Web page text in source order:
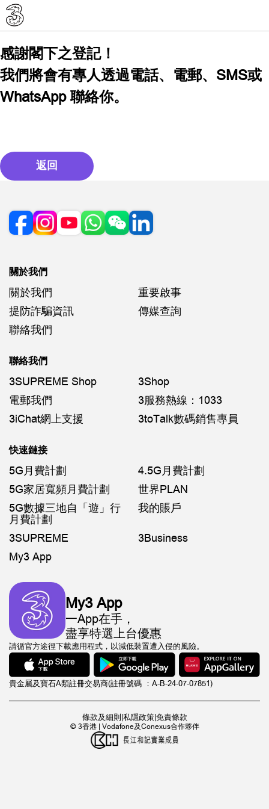
感謝閣下之登記！
我們將會有專人透過電話、電郵、SMS或
WhatsApp 聯絡你。
返回
關於我們
關於我們
重要啟事
提防詐騙資訊
傳媒查詢
聯絡我們
聯絡我們
3SUPREME Shop
3Shop
電郵我們
3服務熱線：1033
3iChat網上支援
3toTalk數碼銷售專員
快速鏈接
5G月費計劃
4.5G月費計劃
5G家居寬頻月費計劃
世界PLAN
5G數據三地自「遊」行
月費計劃
我的賬戶
3SUPREME
3Business
My3 App
My3 App
一App在手，
盡享特選上台優惠
請循官方途徑下載應用程式，以減低裝置遭入侵的風險。
貴金屬及寶石A類註冊交易商(註冊號碼 ：A-B-24-07-07851)
條款及細則 私隱政策 免責條款
© 3香港 | Vodafone及Conexus合作夥伴